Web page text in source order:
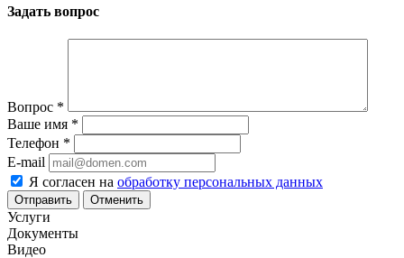
Задать вопрос
Вопрос *
Ваше имя *
Телефон *
E-mail
Я согласен на обработку персональных данных
Отменить
Услуги
Документы
Видео